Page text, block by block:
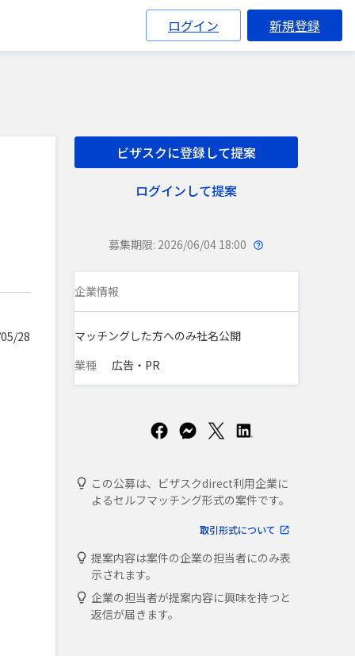
ログイン 新規登録
28
ビザスクに登録して提案
ログインして提案
募集期限: 2026/06/04 18:00
企業情報
マッチングした方へのみ社名公開
業種
広告・PR
この公募は、ビザスクdirect利用企業に
よるセルフマッチング形式の案件です。
取引形式について
提案内容は案件の企業の担当者にのみ表
示されます。
企業の担当者が提案内容に興味を持つと
返信が届きます。